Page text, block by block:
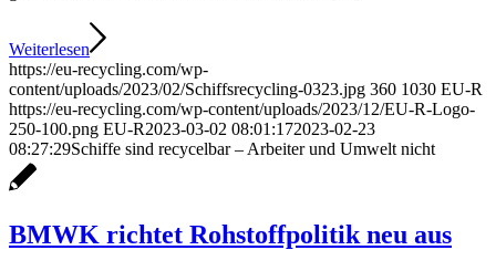
Weiterlesen
https://eu-recycling.com/wp-
content/uploads/2023/02/Schiffsrecycling-0323.jpg 360 1030 EU-R
https://eu-recycling.com/wp-content/uploads/2023/12/EU-R-Logo-
250-100.png EU-R2023-03-02 08:01:172023-02-23
08:27:29Schiffe sind recycelbar – Arbeiter und Umwelt nicht
BMWK richtet Rohstoffpolitik neu aus